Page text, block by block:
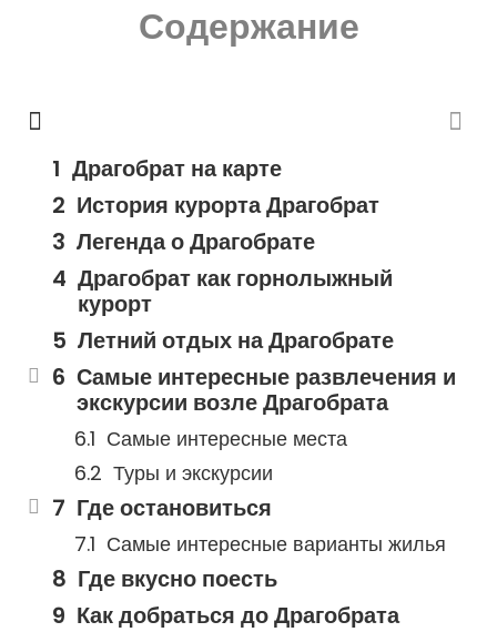
Содержание
Драгобрат на карте
История курорта Драгобрат
Легенда о Драгобрате
Драгобрат как горнолыжный
курорт
Летний отдых на Драгобрате
Самые интересные развлечения и
экскурсии возле Драгобрата
Самые интересные места
Туры и экскурсии
Где остановиться
Самые интересные варианты жилья
Где вкусно поесть
Как добраться до Драгобрата